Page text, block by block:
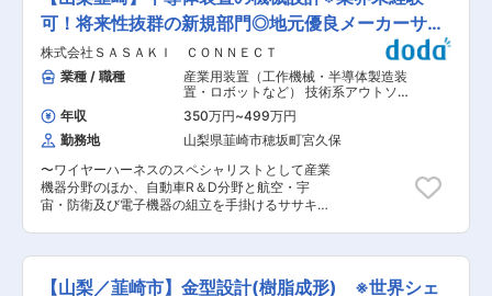
マネジメントを期待しています。 変更の範囲：会
社の定める業務
規部門では、より高度な技術開発と顧客満足度の
向上を目指し、次世代の製造装置の設計・開発に
取り組んでいきます。 ■会社の魅力： 技術力と
信頼：半導体製造装置の分野で高い技術力と顧客
からの信頼を誇ります。特に、半導体製造の各プ
ロセスにおける装置の設計から製造まで一貫して
対応できる点で他社よりも優れています。 多様な
プロジェクト：半導体装置だけでなく、航空・宇
宙・防衛関連および電気自動車の部品製造にも携
わり、安定した経営基盤を持っています。 ■組織
体制と教育制度： 組織構成：現在8名（50代2
名、40代1名、30代2名、20代2名）、うち2名が
社後、1週間〜1か月程度の研修を経て取引先にて
業務を開始します。OJTを通じて実務を学べる環
先での独立した業務遂行や、社員の育成、部門の
響型の営業スタイルを実現しています。飛び込み
やテレアポがない分、接客に専念できるため効率
良く成果に繋げられます◎ ■業務詳細 ・アポイン
トは本部のコールセンター部署が専任で担ってお
りますので、営業の皆さんはマネージャーから振
られる案件を待ちます。 ・買取予定の品物など、
事前情報を確認 ・お客様宅を社用車で訪問、1日
2〜3件程度 ・貴金属やブランド品、ダイヤ・宝
石などをその場で査定 ・買取成約 ★お客さまは
「店舗へ行くのが大変」というご年配の方や「売
りたい品物が多い」という方が多いです。 ※2~3
日の宿泊を伴う出張あり ■魅力 ◇買取実績に応
じて高額インセンティブ支給 発生条件が明確なの
ので月収100万円〜200万円超を稼ぐ社員も少な
可！将来性抜群の新規部門◎地元優良メーカーササ
キグループ
株式会社ＳＡＳＡＫＩ ＣＯＮＮＥＣＴ
業種 / 職種
産業用装置（工作機械・半導体製造装
置・ロボットなど） 技術系アウトソー
シング（特定技術者派遣）
産業機械・ロボット 半導体製造装置
年収 350万円~499万円
勤務地
山梨県韮崎市穂坂町宮久保
〜ワイヤーハーネスのスペシャリストとして産業
機器分野のほか、自動車R＆D分野と航空・宇
宙・防衛及び電子機器の組立を手掛けるササキグ
社SASAKI CONNECTでは、半導体製造装置の需
要が拡大する中、技術力を強化し、顧客の期待に
応えるために新規部門を立ち上げることを決定し
【山梨／韮崎市】金型設計(樹脂成形) ※世界シェ